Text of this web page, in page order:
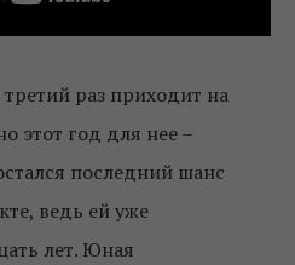
раз приходит на
этот год для нее –
последний шанс
ведь ей уже
лет. Юная